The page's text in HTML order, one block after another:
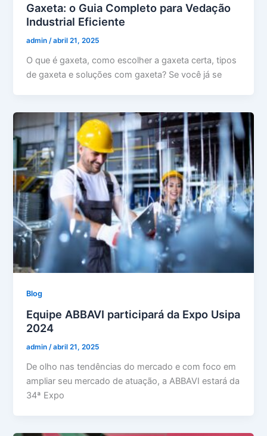
Gaxeta: o Guia Completo para Vedação
Industrial Eficiente
admin/abril 21, 2025
O que é gaxeta, como escolher a gaxeta certa, tipos
de gaxeta e soluções com gaxeta? Se você já se
Blog
Equipe ABBAVI participará da Expo Usipa
2024
admin/abril 21, 2025
De olho nas tendências do mercado e com foco em
ampliar seu mercado de atuação, a ABBAVI estará da
34ª Expo